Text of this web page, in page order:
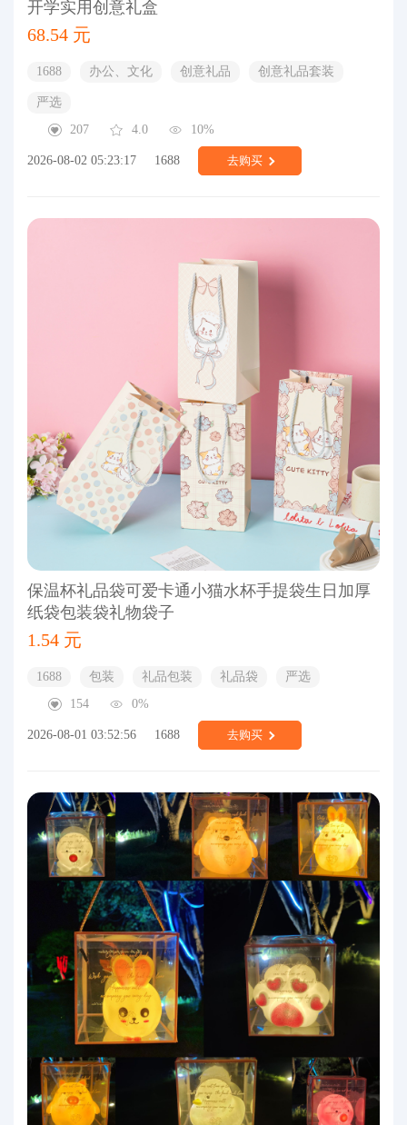
开学实用创意礼盒
68.54 元
1688 办公、文化 创意礼品 创意礼品套装
严选
207
4.0 10%
2026-08-02 05:23:17 1688 去购买
保温杯礼品袋可爱卡通小猫水杯手提袋生日加厚
纸袋包装袋礼物袋子
1.54 元
1688 包装 礼品包装 礼品袋
严选
154
0%
2026-08-01 03:52:56 1688 去购买